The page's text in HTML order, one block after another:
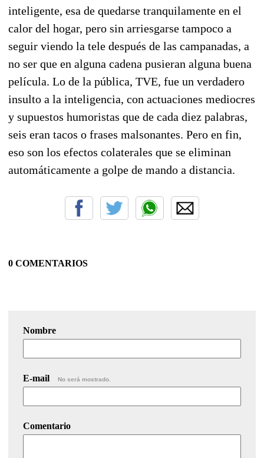
inteligente, esa de quedarse tranquilamente en el
calor del hogar, pero sin arriesgarse tampoco a
seguir viendo la tele después de las campanadas, a
no ser que en alguna cadena pusieran alguna buena
película. Lo de la pública, TVE, fue un verdadero
insulto a la inteligencia, con actuaciones mediocres
y supuestos humoristas que de cada diez palabras,
seis eran tacos o frases malsonantes. Pero en fin,
eso son los efectos colaterales que se eliminan
automáticamente a golpe de mando a distancia.
0 COMENTARIOS
Nombre
E-mail No será mostrado.
Comentario